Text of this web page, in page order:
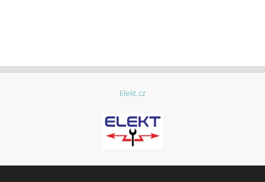
Elekt.cz